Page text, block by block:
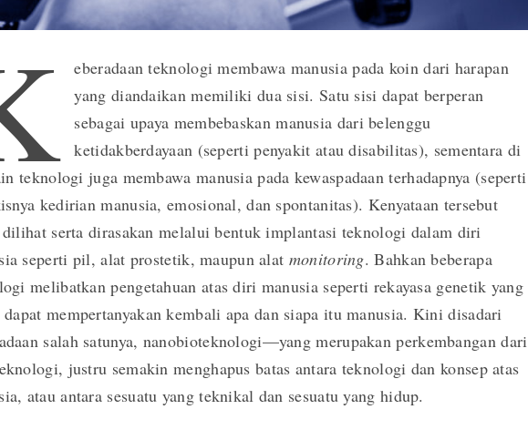
eberadaan teknologi membawa manusia pada koin dari harapan
yang diandaikan memiliki dua sisi. Satu sisi dapat berperan
sebagai upaya membebaskan manusia dari belenggu
ketidakberdayaan (seperti penyakit atau disabilitas), sementara di
teknologi juga membawa manusia pada kewaspadaan terhadapnya (seperti
kedirian manusia, emosional, dan spontanitas). Kenyataan tersebut
dilihat serta dirasakan melalui bentuk implantasi teknologi dalam diri
seperti pil, alat prostetik, maupun alat monitoring. Bahkan beberapa
melibatkan pengetahuan atas diri manusia seperti rekayasa genetik yang
mempertanyakan kembali apa dan siapa itu manusia. Kini disadari
salah satunya, nanobioteknologi—yang merupakan perkembangan dari
justru semakin menghapus batas antara teknologi dan konsep atas
atau antara sesuatu yang teknikal dan sesuatu yang hidup.